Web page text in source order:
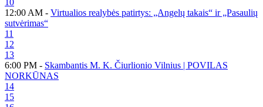
10
12:00 AM - Virtualios realybės patirtys: „Angelų takais“ ir „Pasaulių
sutvėrimas“
11
12
13
6:00 PM - Skambantis M. K. Čiurlionio Vilnius | POVILAS
NORKŪNAS
14
15